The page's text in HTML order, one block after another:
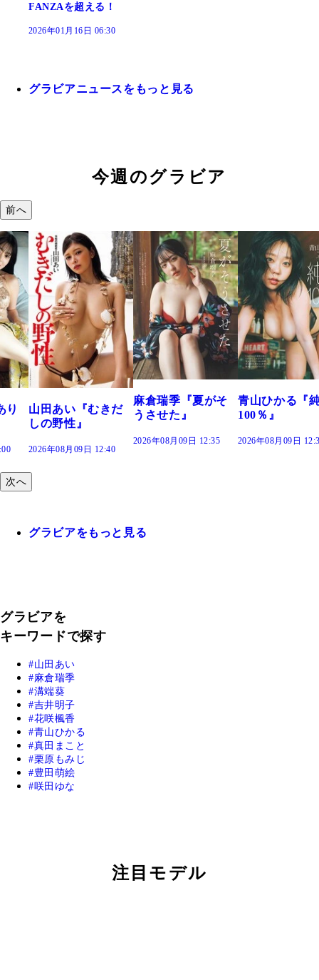
FANZAを超える！
2026年01月16日 06:30
グラビアニュースをもっと見る
今週のグラビア
前へ
だ
麻倉瑞季『夏がそ
うさせた』
青山ひかる『純度
100％』
2026年08月09日 12:30
溝端 葵『もう
つの、あおい
で。』
2026年08月09日
次へ
グラビアをもっと見る
グラビアを
キーワードで探す
山田あい
麻倉瑞季
溝端葵
吉井明子
花咲楓香
青山ひかる
真田まこと
栗原もみじ
豊田萌絵
咲田ゆな
注目モデル